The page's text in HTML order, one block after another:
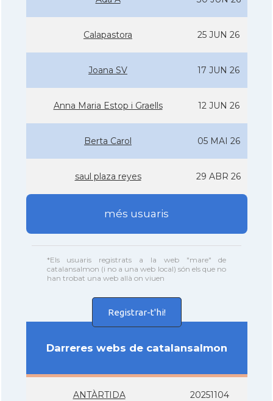
Calapastora 25 JUN 26
Joana SV 17 JUN 26
Anna Maria Estop i Graells 12 JUN 26
Berta Carol 05 MAI 26
saul plaza reyes 29 ABR 26
més usuaris
*Els usuaris registrats a la web "mare" de
catalansalmon (i no a una web local) són els que no
han trobat una web allà on viuen
Registrar-t'hi!
Darreres webs de catalansalmon
ANTÀRTIDA 20251104